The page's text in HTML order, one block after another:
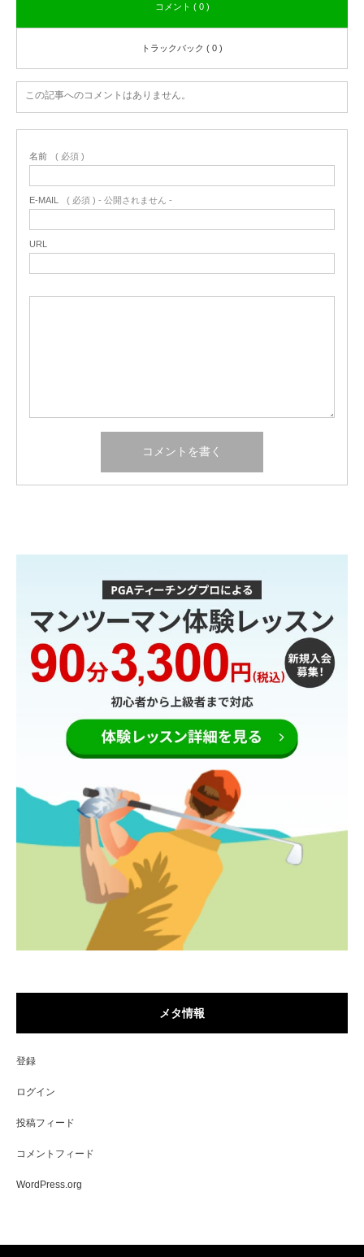
コメント ( 0 )
トラックバック ( 0 )
この記事へのコメントはありません。
名前 ( 必須 )
E-MAIL ( 必須 ) - 公開されません -
URL
メタ情報
登録
ログイン
投稿フィード
コメントフィード
WordPress.org